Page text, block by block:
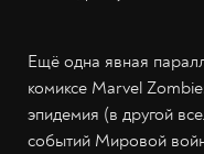
Ещё одна явная
комиксе Marvel
эпидемия (в другой
событий Мировой